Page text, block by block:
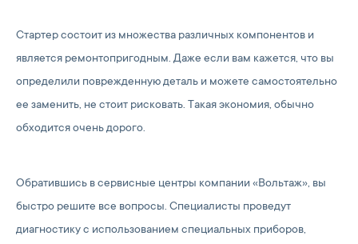
Стартер состоит из множества различных компонентов и
является ремонтопригодным. Даже если вам кажется, что вы
определили поврежденную деталь и можете самостоятельно
ее заменить, не стоит рисковать. Такая экономия, обычно
обходится очень дорого.
Обратившись в сервисные центры компании «Вольтаж», вы
быстро решите все вопросы. Специалисты проведут
диагностику с использованием специальных приборов,